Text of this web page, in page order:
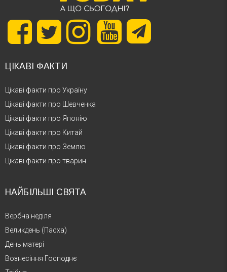
ЦІКАВІ ФАКТИ
Цікаві факти про Україну
Цікаві факти про Шевченка
Цікаві факти про Японію
Цікаві факти про Китай
Цікаві факти про Землю
Цікаві факти про тварин
НАЙБІЛЬШІ СВЯТА
Вербна неділя
Великдень (Пасха)
День матері
Вознесіння Господнє